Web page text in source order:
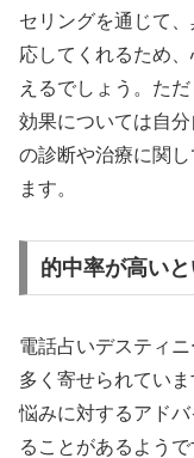
セリングを通じて
応してくれるため
えるでしょう。た
効果については自
の診断や治療に関
ます。
的中率が高い
電話占いデスティ
多く寄せられてい
悩みに対するアド
ることがあるよう